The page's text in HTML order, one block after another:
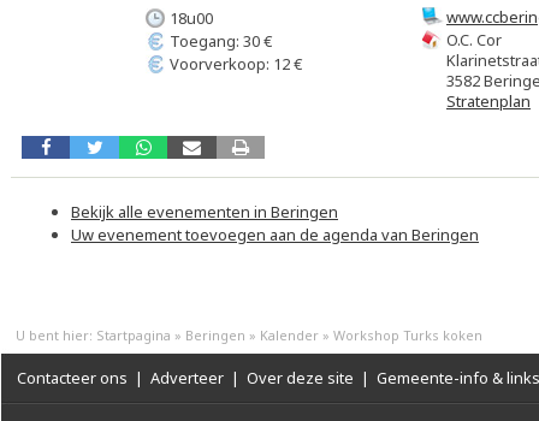
O.C. Cor
3582
Stratenplan
18u00
Toegang: 30 €
Voorverkoop: 12 €
Bekijk alle evenementen in Beringen
Uw evenement toevoegen aan de agenda van Beringen
U bent hier: Startpagina » Beringen » Kalender » Workshop Turks koken
Contacteer ons | Adverteer | Over deze site | Gemeente-info & links